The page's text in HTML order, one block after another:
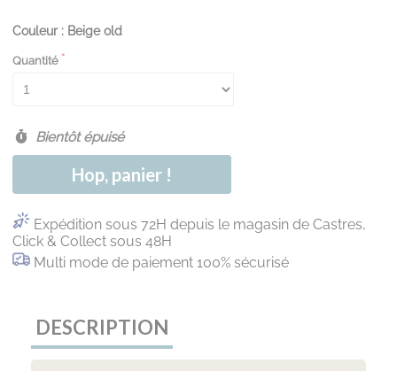
Couleur : Beige old
Quantité
Bientôt épuisé
Hop, panier !
Expédition sous 72H depuis le magasin de Castres,
Click & Collect sous 48H
Multi mode de paiement 100% sécurisé
DESCRIPTION